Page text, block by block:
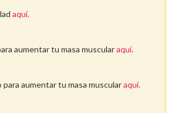
aquí.
aumentar tu masa muscularaquí.
aumentar tu masa muscularaquí.